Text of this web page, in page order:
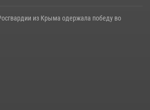
из Крыма одержала победу во